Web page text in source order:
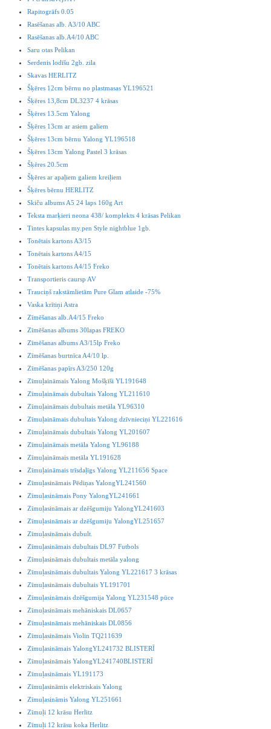
Rapitogrāfs 0.05
Rasēšanas alb. A3/10 ABC
Rasēšanas alb.A4/10 ABC
Saru otas Pelikan
Serdenis lodīšu 2gb. zila
Skavas HERLITZ
Šķēres 12cm bērnu no plastmasas YL196521
Šķēres 13,8cm DL3237 4 krāsas
Šķēres 13.5cm Yalong
Šķēres 13cm ar asiem galiem
Šķēres 13cm bērnu Yalong YL196518
Šķēres 13cm Yalong Pastel 3 krāsas
Šķēres 20.5cm
Šķēres ar apaļiem galiem kreiļiem
Šķēres bērnu HERLITZ
Skiču albums A5 24 laps 160g Art
Teksta marķieri neona 438/ komplekts 4 krāsas Pelikan
Tintes kapsulas my.pen Style nightblue 1gb.
Tonētais kartons A3/15
Tonētais kartons A4/15
Tonētais kartons A4/15 Freko
Transportieris caursp AV
Trauciņš rakstāmlietām Pure Glam atlaide -75%
Vaska krītiņi Astra
Zīmēšanas alb.A4/15 Freko
Zīmēšanas albums 30lapas FREKO
Zīmēšanas albums A3/15lp Freko
Zīmēšanas burtnīca A4/10 lp.
Zīmēšanas papīrs A3/250 120g
Zīmuļaināmais Yalong Mošķīši YL191648
Zīmuļaināmais dubultais Yalong YL211610
Zīmuļaināmais dubultais metāla YL96310
Zīmuļaināmais dubultais Yalong dzīvnieciņi YL221616
Zīmuļaināmais dubultais Yalong YL201607
Zīmuļaināmais metāla Yalong YL96188
Zīmuļaināmais metāla YL191628
Zīmuļaināmais trīsdaļīgs Yalong YL211656 Space
Zīmuļasināmais Pēdiņas YalongYL241560
Zīmuļasināmais Pony YalongYL241661
Zīmuļasināmais ar dzēšgumiju YalongYL241603
Zīmuļasināmais ar dzēšgumiju YalongYL251657
Zīmuļasināmais dubult.
Zīmuļasināmais dubultais DL97 Futbols
Zīmuļasināmais dubultais metāla yalong
Zīmuļasināmais dubultais Yalong YL221617 3 krāsas
Zīmuļasināmais dubultais YL191701
Zīmuļasināmais dzēšgumija Yalong YL231548 pūce
Zīmuļasināmais mehāniskais DL0657
Zīmuļasināmais mehāniskais DL0856
Zīmuļasināmais Violin TQ211639
Zīmuļasināmais YalongYL241732 BLISTERĪ
Zīmuļasināmais YalongYL241740BLISTERĪ
Zīmuļasināmais YL191173
Zīmuļasināmis elektriskais Yalong
Zīmuļasināmis Yalong YL251661
Zīmuļi 12 krāsu Herlitz
Zīmuļi 12 krāsu koka Herlitz